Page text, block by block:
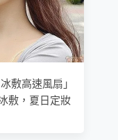
敷高速風扇」
敷，夏日定妝